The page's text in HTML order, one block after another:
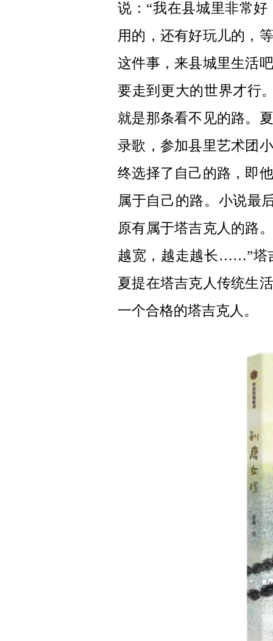
说：“我在县城里非常
用的，还有好玩儿的，
这件事，来县城里生活
要走到更大的世界才行
就是那条看不见的路。
录歌，参加县里艺术团
终选择了自己的路，即
属于自己的路。小说最
原有属于塔吉克人的路
越宽，越走越长……”塔
夏提在塔吉克人传统生
一个合格的塔吉克人。